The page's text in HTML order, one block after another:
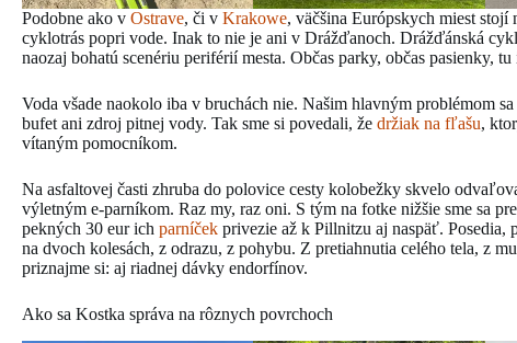
Podobne ako v Ostrave, či v Krakowe, väčšina Európskych miest
cyklotrás popri vode. Inak to nie je ani v Drážďanoch. Drážďánská
naozaj bohatú scenériu periférií mesta. Občas parky, občas pasienky,
Voda všade naokolo iba v bruchách nie. Našim hlavným problémom
bufet ani zdroj pitnej vody. Tak sme si povedali, že držiak na fľašu,
vítaným pomocníkom.
Na asfaltovej časti zhruba do polovice cesty kolobežky skvelo
výletným e-parníkom. Raz my, raz oni. S tým na fotke nižšie sme sa
pekných 30 eur ich parníček privezie až k Pillnitzu aj naspäť. Posedia,
na dvoch kolesách, z odrazu, z pohybu. Z pretiahnutia celého tela, z
priznajme si: aj riadnej dávky endorfínov.
Ako sa Kostka správa na rôznych povrchoch